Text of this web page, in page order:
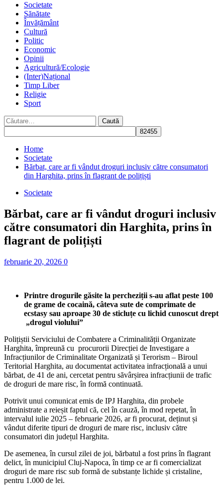
Societate
Sănătate
Învățământ
Cultură
Politic
Economic
Opinii
Agricultură/Ecologie
(Inter)Național
Timp Liber
Religie
Sport
Caută
după:
Home
Societate
Bărbat, care ar fi vândut droguri inclusiv către consumatori
din Harghita, prins în flagrant de polițiști
Societate
Bărbat, care ar fi vândut droguri inclusiv
către consumatori din Harghita, prins în
flagrant de polițiști
februarie 20, 2026 0
Printre drogurile găsite la percheziții s-au aflat peste 100
de grame de cocaină, câteva sute de comprimate de
ecstasy sau aproape 30 de sticluțe cu lichid cunoscut drept
„drogul violului”
Polițiștii Serviciului de Combatere a Criminalității Organizate
Harghita, împreună cu procurorii Direcției de Investigare a
Infracțiunilor de Criminalitate Organizată și Terorism – Biroul
Teritorial Harghita, au documentat activitatea infracțională a unui
bărbat, de 41 de ani, cercetat pentru săvârșirea infracțiunii de trafic
de droguri de mare risc, în formă continuată.
Potrivit unui comunicat emis de IPJ Harghita, din probele
administrate a reieșit faptul că, cel în cauză, în mod repetat, în
intervalul iulie 2025 – februarie 2026, ar fi procurat, deținut și
vândut diferite tipuri de droguri de mare risc, inclusiv către
consumatori din județul Harghita.
De asemenea, în cursul zilei de joi, bărbatul a fost prins în flagrant
delict, în municipiul Cluj-Napoca, în timp ce ar fi comercializat
droguri de mare risc sub formă de substanțe lichide și cristaline,
pentru 1.000 de lei.